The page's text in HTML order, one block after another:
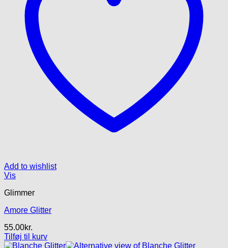
Add to wishlist
Vis
Glimmer
Amore Glitter
55.00kr.
Tilføj til kurv